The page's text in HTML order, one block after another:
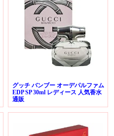
グッチ バンブー オーデパルファム
EDP SP 30ml レディース 人気香水
通販